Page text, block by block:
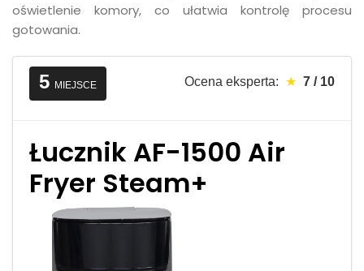
oświetlenie komory, co ułatwia kontrolę procesu
gotowania.
5 MIEJSCE Ocena eksperta: ★ 7 / 10
Łucznik AF-1500 Air
Fryer Steam+